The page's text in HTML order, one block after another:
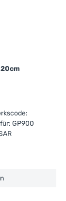
GP900